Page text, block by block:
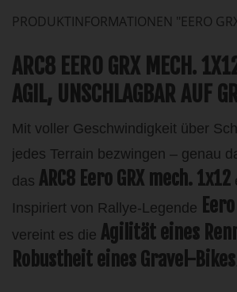
PRODUKTINFORMATIONEN "EERO
ARC8 EERO GRX MECH.
AGIL, UNSCHLAGBAR AUF
Mit voller Geschwindigkeit über
jedes Terrain bezwingen – genau
das ARC8 Eero GRX mech. 1x12
Inspiriert von Rallye-Legende
vereint es die Agilität eines
Robustheit eines Gravel-Bikes